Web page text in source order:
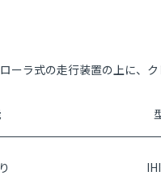
ーラ式の走行装置の上に、